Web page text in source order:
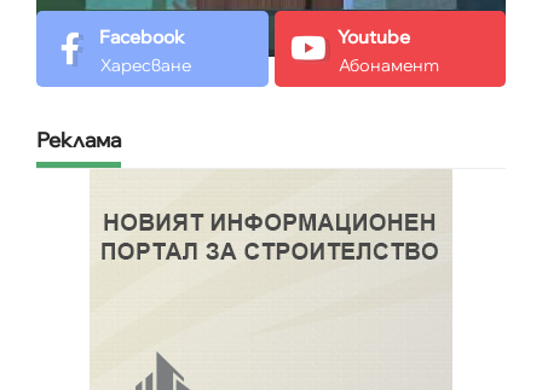
Facebook
Харесване
Youtube
Абонамент
Реклама